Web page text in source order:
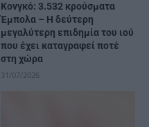
Κονγκό: 3.532 κρούσματα
Έμπολα – Η δεύτερη
μεγαλύτερη επιδημία του ιού
που έχει καταγραφεί ποτέ
στη χώρα
31/07/2026